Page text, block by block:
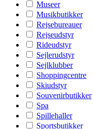
Museer
Musikbutikker
Rejsebureauer
Rejseudstyr
Rideudstyr
Sejlerudstyr
Sejlklubber
Shoppingcentre
Skiudstyr
Souvenirbutikker
Spa
Spillehaller
Sportsbutikker